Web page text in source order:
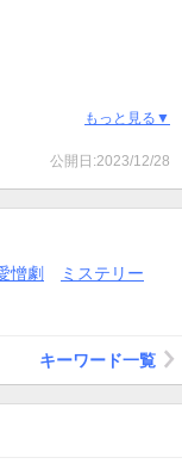
ーフ君が２話以降た
はどこにでもある
ないけど、別にこれ
かなぁ。絵に迫力が
ろ何やってるか分
もっと見る▼
公開日:2023/12/28
憎劇
ミステリー
キーワード一覧